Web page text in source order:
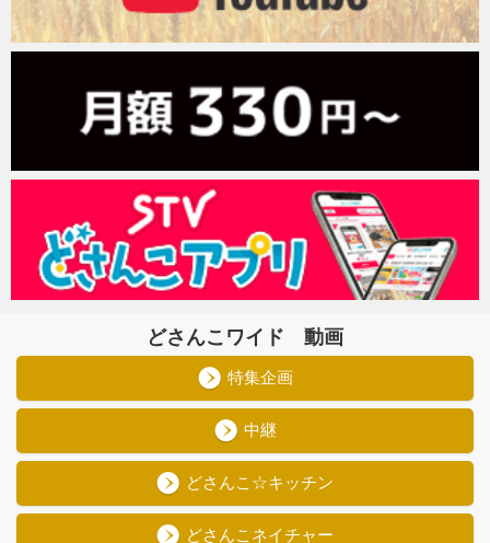
どさんこワイド 動画
特集企画
中継
どさんこ☆キッチン
どさんこネイチャー